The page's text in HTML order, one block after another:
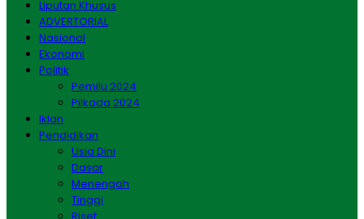
Liputan Khusus
ADVERTORIAL
Nasional
Ekonomi
Politik
Pemilu 2024
Pilkada 2024
Iklan
Pendidikan
Usia Dini
Dasar
Menengah
Tinggi